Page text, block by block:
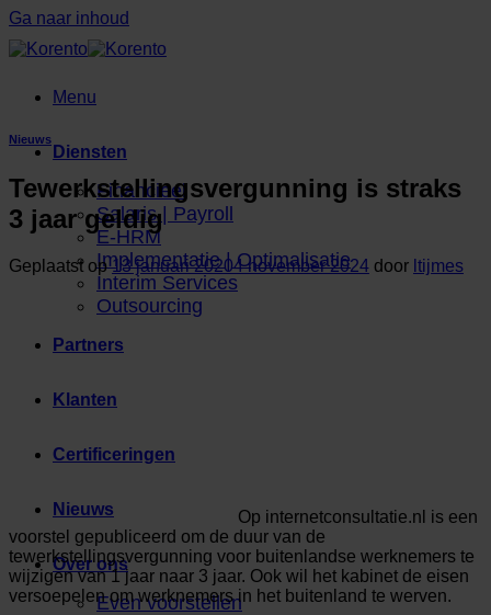
Ga naar inhoud
Menu
Diensten
Financieel
Salaris | Payroll
E-HRM
Implementatie | Optimalisatie
Interim Services
Outsourcing
Partners
Klanten
Certificeringen
Nieuws
Over ons
Even voorstellen
Nieuws
Tewerkstellingsvergunning is straks
3 jaar geldig
Geplaatst op13 januari 20204 november 2024 door ltijmes
Op internetconsultatie.nl is een
voorstel gepubliceerd om de duur van de
tewerkstellingsvergunning voor buitenlandse werknemers te
wijzigen van 1 jaar naar 3 jaar. Ook wil het kabinet de eisen
versoepelen om werknemers in het buitenland te werven.